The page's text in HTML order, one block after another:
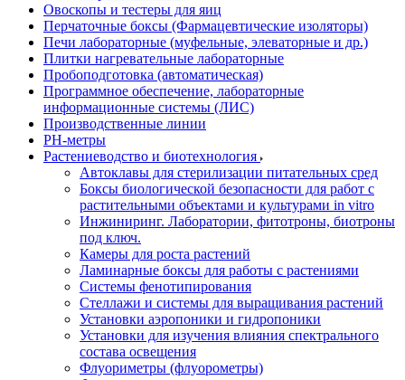
Овоскопы и тестеры для яиц
Перчаточные боксы (Фармацевтические изоляторы)
Печи лабораторные (муфельные, элеваторные и др.)
Плитки нагревательные лабораторные
Пробоподготовка (автоматическая)
Программное обеспечение, лабораторные
информационные системы (ЛИС)
Производственные линии
РH-метры
Растениеводство и биотехнология
Автоклавы для стерилизации питательных сред
Боксы биологической безопасности для работ с
растительными объектами и культурами in vitro
Инжиниринг. Лаборатории, фитотроны, биотроны
под ключ.
Камеры для роста растений
Ламинарные боксы для работы с растениями
Системы фенотипирования
Стеллажи и системы для выращивания растений
Установки аэропоники и гидропоники
Установки для изучения влияния спектрального
состава освещения
Флуориметры (флуорометры)